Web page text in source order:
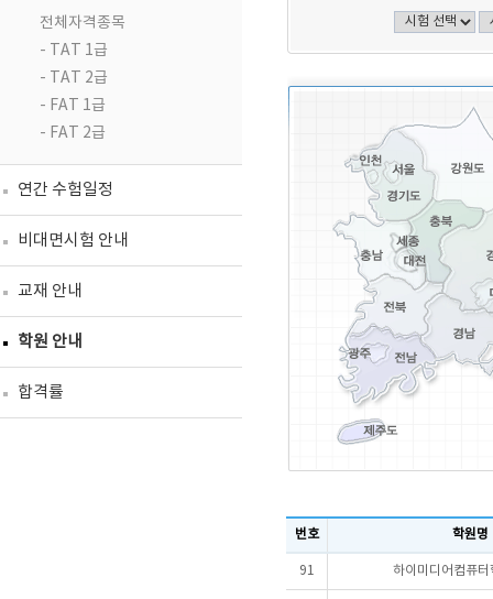
전체자격종목
- TAT 1급
- TAT 2급
- FAT 1급
- FAT 2급
연간 수험일정
비대면시험 안내
교재 안내
학원 안내
합격률
번호 학원명
91 하이미디어컴퓨